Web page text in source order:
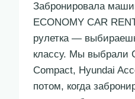
Забронировала
ECONOMY CAR
рулетка —
классу. Мы выбрали
Compact, Hyundai
потом, когда